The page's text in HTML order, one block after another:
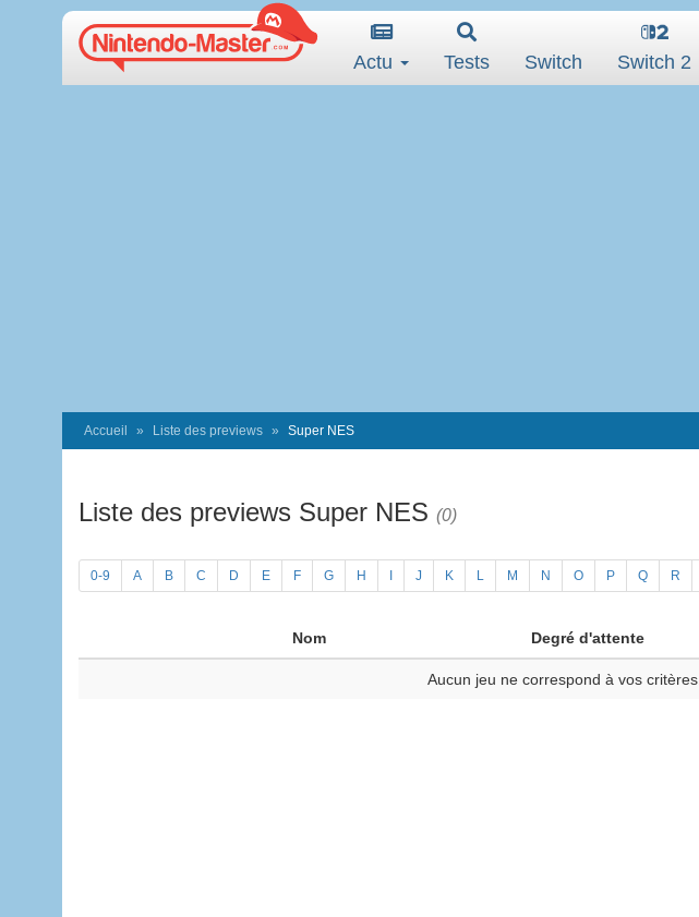
Actu Tests Switch Switch 2
Accueil Liste des previews Super NES
Liste des previews Super NES (0)
0-9 A B C D E F G H J K L M N O P Q R
Nom Degré d'attente
Aucun jeu ne correspond à vos critères.